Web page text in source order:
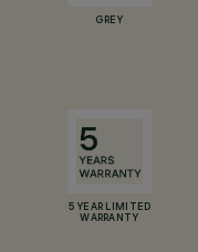
GREY
5 YEAR LIMITED
WARRANTY